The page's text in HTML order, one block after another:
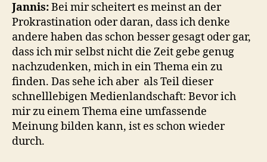
Jannis:Bei mir scheitert es meinst an der
Prokrastination oder daran, dass ich denke
andere haben das schon besser gesagt oder gar,
dass ich mir selbst nicht die Zeit gebe genug
nachzudenken, mich in ein Thema ein zu
finden. Das sehe ich aber als Teil dieser
schnelllebigen Medienlandschaft: Bevor ich
mir zu einem Thema eine umfassende
Meinung bilden kann, ist es schon wieder
durch.